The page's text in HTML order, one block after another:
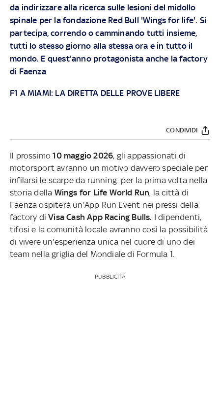
da indirizzare alla ricerca sulle lesioni del midollo
spinale per la fondazione Red Bull 'Wings for life'. Si
partecipa, correndo o camminando tutti insieme,
tutti lo stesso giorno alla stessa ora e in tutto il
mondo. E quest'anno protagonista anche la factory
di Faenza
F1 A MIAMI: LA DIRETTA DELLE PROVE LIBERE
CONDIVIDI
Il prossimo10 maggio 2026, gli appassionati di
motorsport avranno un motivo davvero speciale per
infilarsi le scarpe da running: per la prima volta nella
storia della Wings for Life World Run, la città di
Faenza ospiterà un'App Run Event nei pressi della
factory diVisa Cash App Racing Bulls. I dipendenti,
tifosi e la comunità locale avranno così la possibilità
di vivere un'esperienza unica nel cuore di uno dei
team nella griglia del Mondiale di Formula 1.
PUBBLICITÀ